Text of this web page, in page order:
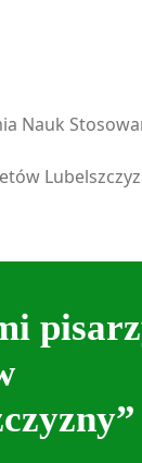
Nauk